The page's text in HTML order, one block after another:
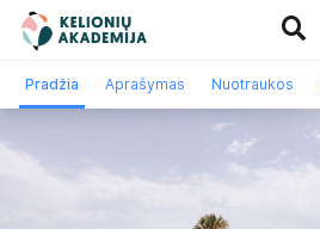
Pažintinės
Pradžia Aprašymas Nuotraukos